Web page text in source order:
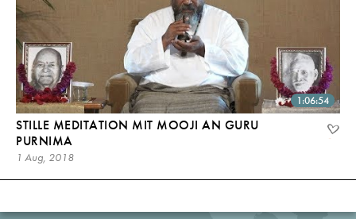
1:06:54
STILLE MEDITATION MIT MOOJI AN GURU
PURNIMA
1 Aug, 2018